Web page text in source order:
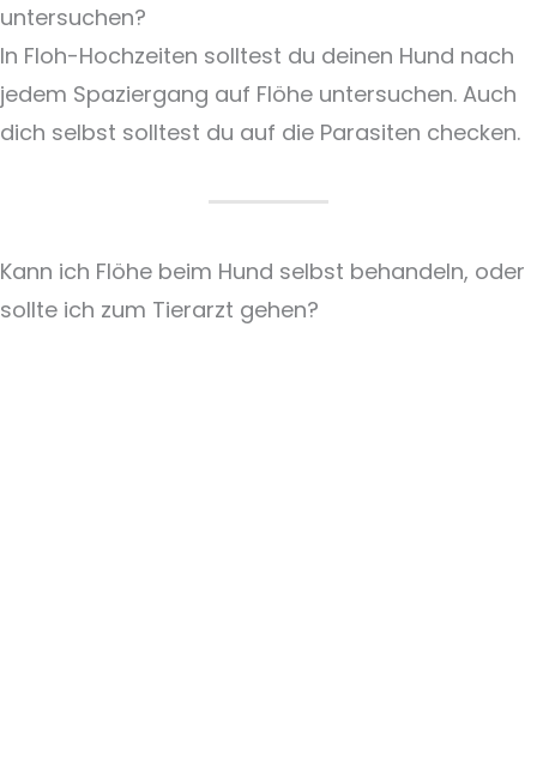
untersuchen?
In Floh-Hochzeiten solltest du deinen Hund nach
jedem Spaziergang auf Flöhe untersuchen. Auch
dich selbst solltest du auf die Parasiten checken.
Kann ich Flöhe beim Hund selbst behandeln, oder
sollte ich zum Tierarzt gehen?